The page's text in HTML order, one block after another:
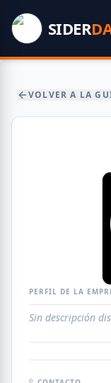
SIDER
VOLVER A LA
PERFIL DE LA
Sin descripción